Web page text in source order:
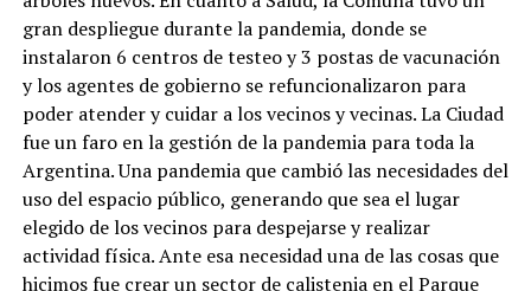
gran despliegue durante la pandemia, donde se
instalaron 6 centros de testeo y 3 postas de vacunación
y los agentes de gobierno se refuncionalizaron para
poder atender y cuidar a los vecinos y vecinas. La Ciudad
fue un faro en la gestión de la pandemia para toda la
Argentina. Una pandemia que cambió las necesidades del
uso del espacio público, generando que sea el lugar
elegido de los vecinos para despejarse y realizar
actividad física. Ante esa necesidad una de las cosas que
hicimos fue crear un sector de calistenia en el Parque